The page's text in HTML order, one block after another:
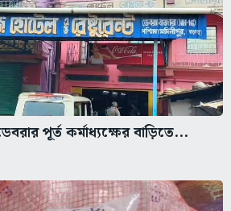
পূর্ত কর্মাধ্যক্ষের বাড়িতে...